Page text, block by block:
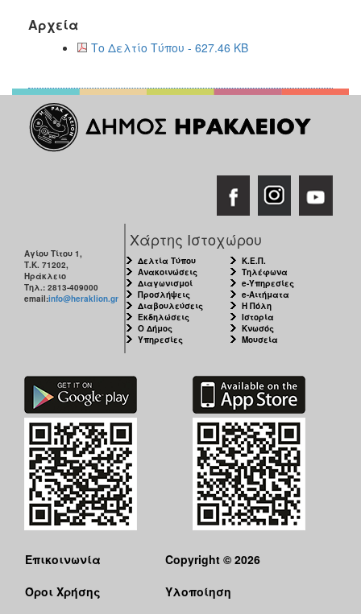
Αρχεία
Το Δελτίο Τύπου - 627.46 KB
Αγίου Τίτου 1,
Τ.Κ. 71202,
Ηράκλειο
Τηλ.: 2813-409000
email:info@heraklion.gr
Χάρτης Ιστοχώρου
Δελτία Τύπου
Ανακοινώσεις
Διαγωνισμοί
Προσλήψεις
Διαβουλεύσεις
Εκδηλώσεις
Ο Δήμος
Υπηρεσίες
Κ.Ε.Π.
Τηλέφωνα
e-Υπηρεσίες
e-Αιτήματα
Η Πόλη
Ιστορία
Κνωσός
Μουσεία
Επικοινωνία
Όροι Χρήσης
Copyright © 2026
Υλοποίηση